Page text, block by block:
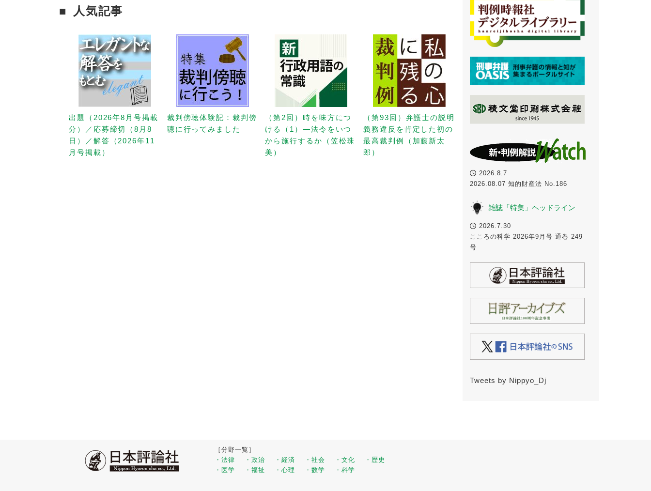
人気記事
出題（2026年8月号掲載
分）／応募締切（8月8
日）／解答（2026年11
月号掲載）
裁判傍聴体験記：裁判傍
聴に行ってみました
（第2回）時を味方につ
ける（1）—法令をいつ
から施行するか（笠松珠
美）
（第93回）弁護士の説明
義務違反を肯定した初の
最高裁判例（加藤新太
郎）
2026.8.7
2026.08.07 知的財産法 No.186
雑誌「特集」ヘッドライン
2026.7.30
こころの科学 2026年9月号 通巻 249
号
Tweets by Nippyo_Dj
［分野一覧］
・法律
・政治 ・経済 ・社会 ・文化
・歴史
・医学
・福祉 ・心理 ・数学 ・科学